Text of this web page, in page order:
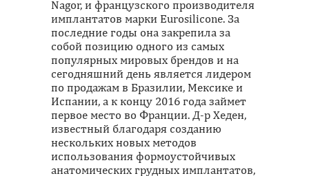
Nagor, и французского производителя
имплантатов марки Eurosilicone. За
последние годы она закрепила за
собой позицию одного из самых
популярных мировых брендов и на
сегодняшний день является лидером
по продажам в Бразилии, Мексике и
Испании, а к концу 2016 года займет
первое место во Франции. Д-р Хеден,
известный благодаря созданию
нескольких новых методов
использования формоустойчивых
анатомических грудных имплантатов,